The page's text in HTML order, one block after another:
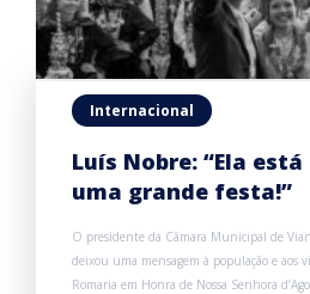
Internacional
Luís Nobre: “Ela
uma grande festa!”
O presidente da Câmara Municipal de
deixou uma mensagem à população e aos
Romaria em Honra de Nossa Senhora